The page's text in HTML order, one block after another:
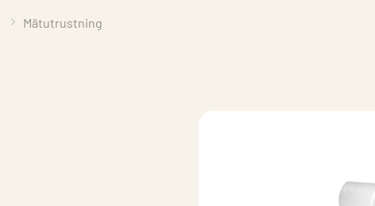
Mätutrustning